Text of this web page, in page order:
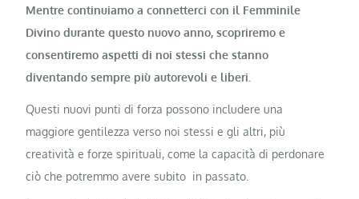
Mentre continuiamo a connetterci con il Femminile
Divino durante questo nuovo anno, scopriremo e
consentiremo aspetti di noi stessi che stanno
diventando sempre più autorevoli e liberi.
Questi nuovi punti di forza possono includere una
maggiore gentilezza verso noi stessi e gli altri, più
creatività e forze spirituali, come la capacità di perdonare
ciò che potremmo avere subito in passato.